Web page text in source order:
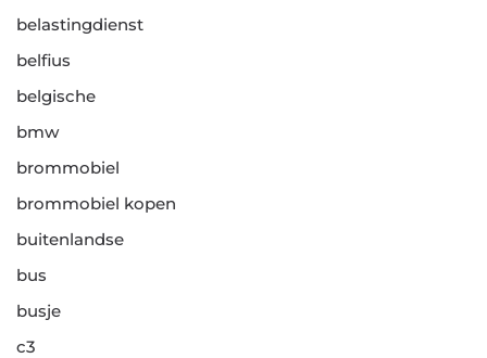
belastingdienst
belfius
belgische
bmw
brommobiel
brommobiel kopen
buitenlandse
bus
busje
c3